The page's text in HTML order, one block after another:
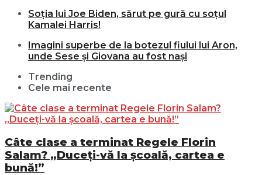
Soția lui Joe Biden, sărut pe gură cu soțul
Kamalei Harris!
Imagini superbe de la botezul fiului lui Aron,
unde Sese și Giovana au fost nași
Trending
Cele mai recente
Câte clase a terminat Regele Florin
Salam? „Duceți-vă la școală, cartea e
bună!”